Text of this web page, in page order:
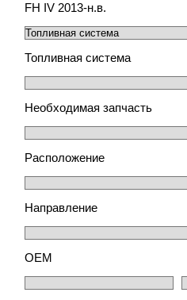
FH IV 2013-н.в.
Топливная система
Необходимая запчасть
Расположение
Направление
ОЕМ